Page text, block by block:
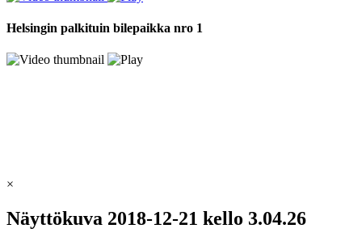
Helsingin palkituin bilepaikka nro 1
×
Näyttökuva 2018-12-21 kello 3.04.26